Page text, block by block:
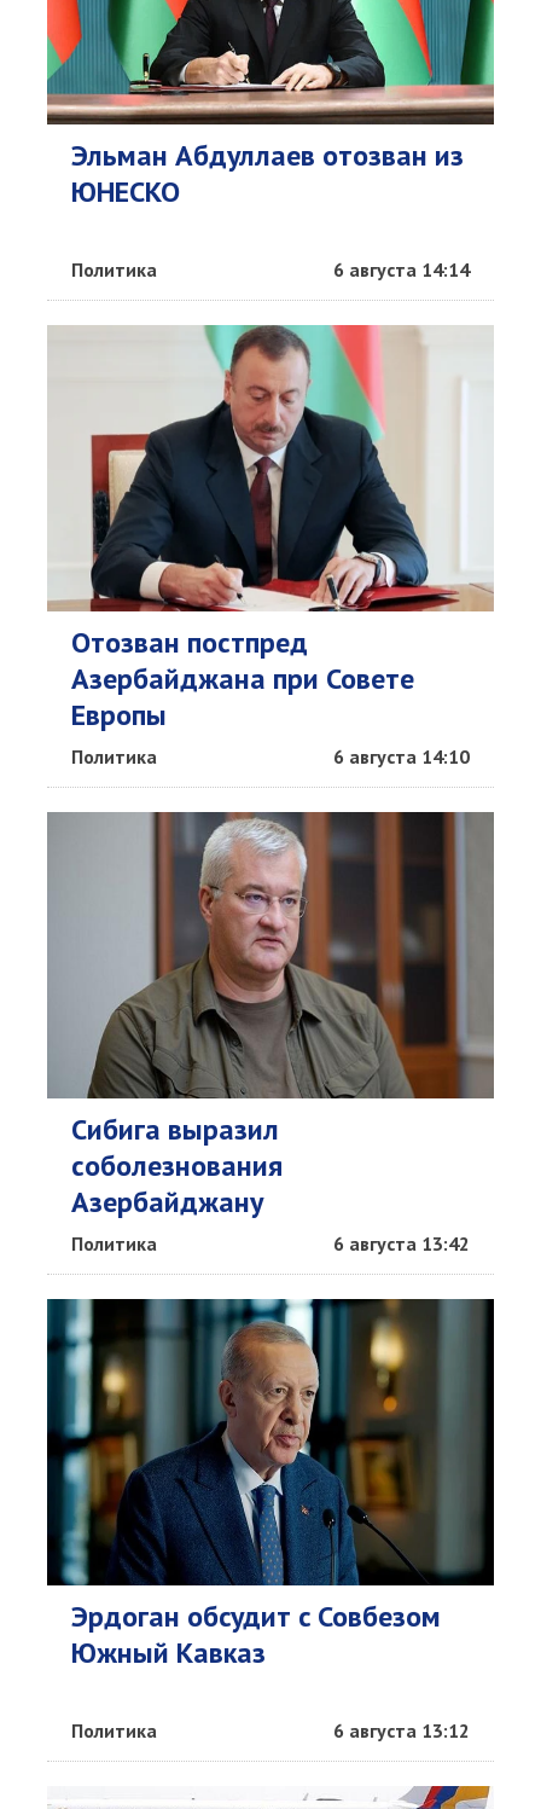
Эльман Абдуллаев отозван из
ЮНЕСКО
Политика 6 августа 14:14
Отозван постпред
Азербайджана при Совете
Европы
Политика 6 августа 14:10
Сибига выразил
соболезнования
Азербайджану
Политика 6 августа 13:42
Эрдоган обсудит c Совбезом
Южный Кавказ
Политика 6 августа 13:12